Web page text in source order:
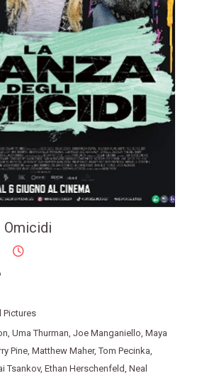
Omicidi
Pictures
Uma Thurman Joe Manganiello Maya
Pine Matthew Maher,Tom Pecinka
Tsankov, Ethan Herschenfeld Neal